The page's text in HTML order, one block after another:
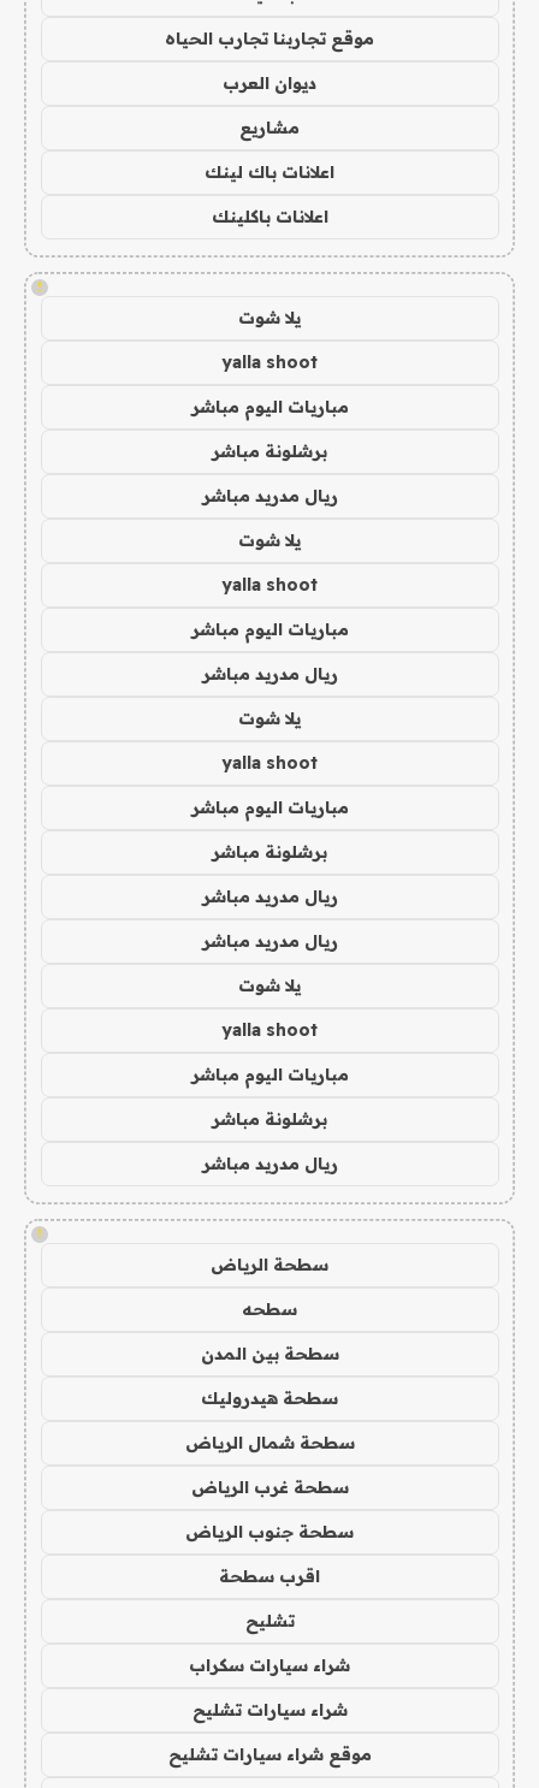
موقع تجاربنا تجارب الحياه
ديوان العرب
مشاريع
اعلانات باك لينك
اعلانات باكلينك
!
يلا شوت
yalla shoot
مباريات اليوم مباشر
برشلونة مباشر
ريال مدريد مباشر
يلا شوت
yalla shoot
مباريات اليوم مباشر
ريال مدريد مباشر
يلا شوت
yalla shoot
مباريات اليوم مباشر
برشلونة مباشر
ريال مدريد مباشر
ريال مدريد مباشر
يلا شوت
yalla shoot
مباريات اليوم مباشر
برشلونة مباشر
ريال مدريد مباشر
!
سطحة الرياض
سطحه
سطحة بين المدن
سطحة هيدروليك
سطحة شمال الرياض
سطحة غرب الرياض
سطحة جنوب الرياض
اقرب سطحة
تشليح
شراء سيارات سكراب
شراء سيارات تشليح
موقع شراء سيارات تشليح